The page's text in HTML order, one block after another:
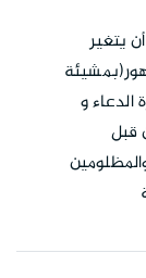
يتغير
الدعاء و
قبل